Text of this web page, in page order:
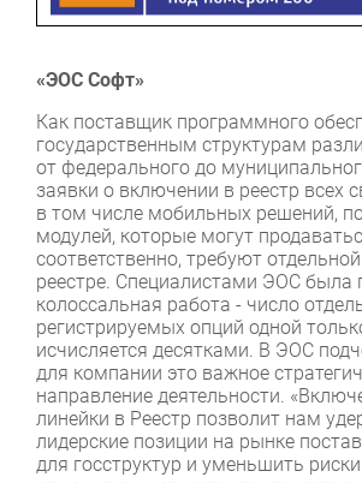
«ЭОС Софт»
Как поставщик программного
государственным структурам
от федерального до
заявки о включении в реестр всех
в том числе мобильных решений,
модулей, которые могут
соответственно, требуют
реестре. Специалистами ЭОС была
колоссальная работа - число
регистрируемых опций одной
исчисляется десятками. В ЭОС
для компании это важное
направление деятельности.
линейки в Реестр позволит нам
лидерские позиции на рынке
для госструктур и уменьшить риски